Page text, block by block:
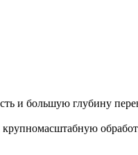
и большую глубину